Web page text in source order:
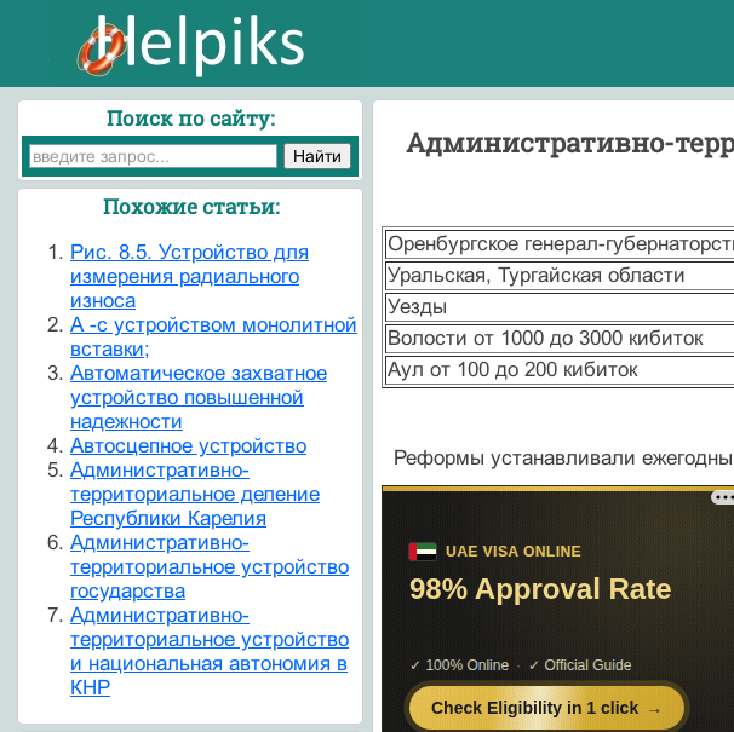
Административно-
Оренбургское генерал-
Уральская, Тургайская области
Уезды
Волости от 1000 до 3000 кибиток
Аул от 100 до 200 кибиток
Реформы устанавливали
Поиск по сайту:
Похожие статьи:
Pис. 8.5. Устройство для
измерения радиального
износа
А -с устройством монолитной
вставки;
Автоматическое захватное
устройство повышенной
надежности
Автосцепное устройство
Административно-
территориальное деление
Республики Карелия
Административно-
территориальное устройство
государства
Административно-
территориальное устройство
и национальная автономия в
КНР